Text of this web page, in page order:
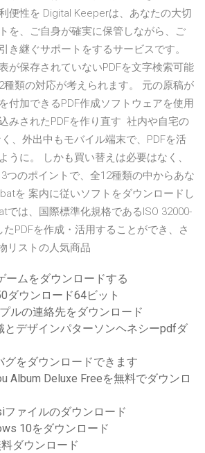
便性を Digital Keeperは、あなたの大切
を、ご自身が確実に保管しながら、ご
き継ぐサポートをするサービスです。
が保存されていないPDFを文字検索可能
種類の対応が考えられます。 元の原稿が
付加できるPDF作成ソフトウェアを使用
みされたPDFを作り直す 社内や自宅の
、外出中もモバイル端末で、PDFを活
うに。 しかも買い替えは必要はなく、
つのポイントで、全12種類の中からあな
を 案内に従いソフトをダウンロードし
では、国際標準化規格であるISO 32000-
PDFを作成・活用することができ、さ
リストの人気商品
ームをダウンロードする
ダウンロード64ビット
ルの連絡先をダウンロード
とデザインパターソンヘネシーpdfダ
グをダウンロードできます
Album Deluxe Freeを無料でダウンロ
ファイルのダウンロード
10をダウンロード
ダウンロード